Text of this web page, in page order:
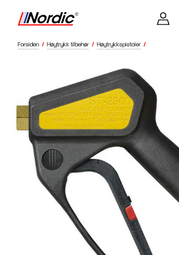
Forsiden / Høytrykk tilbehør / Høytrykkspistoler /